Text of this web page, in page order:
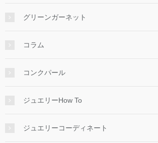
グリーンガーネット
コラム
コンクパール
ジュエリーHow To
ジュエリーコーディネート